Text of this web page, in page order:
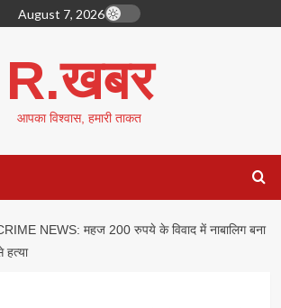
August 7, 2026
R.खबर
आपका विश्वास, हमारी ताकत
NEWS: महज 200 रुपये के विवाद में नाबालिग बना
हत्या